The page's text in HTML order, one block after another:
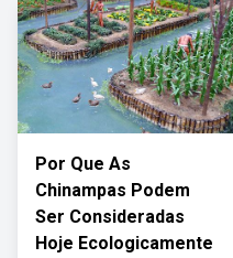
Por Que As
Chinampas Podem
Ser Consideradas
Hoje Ecologicamente